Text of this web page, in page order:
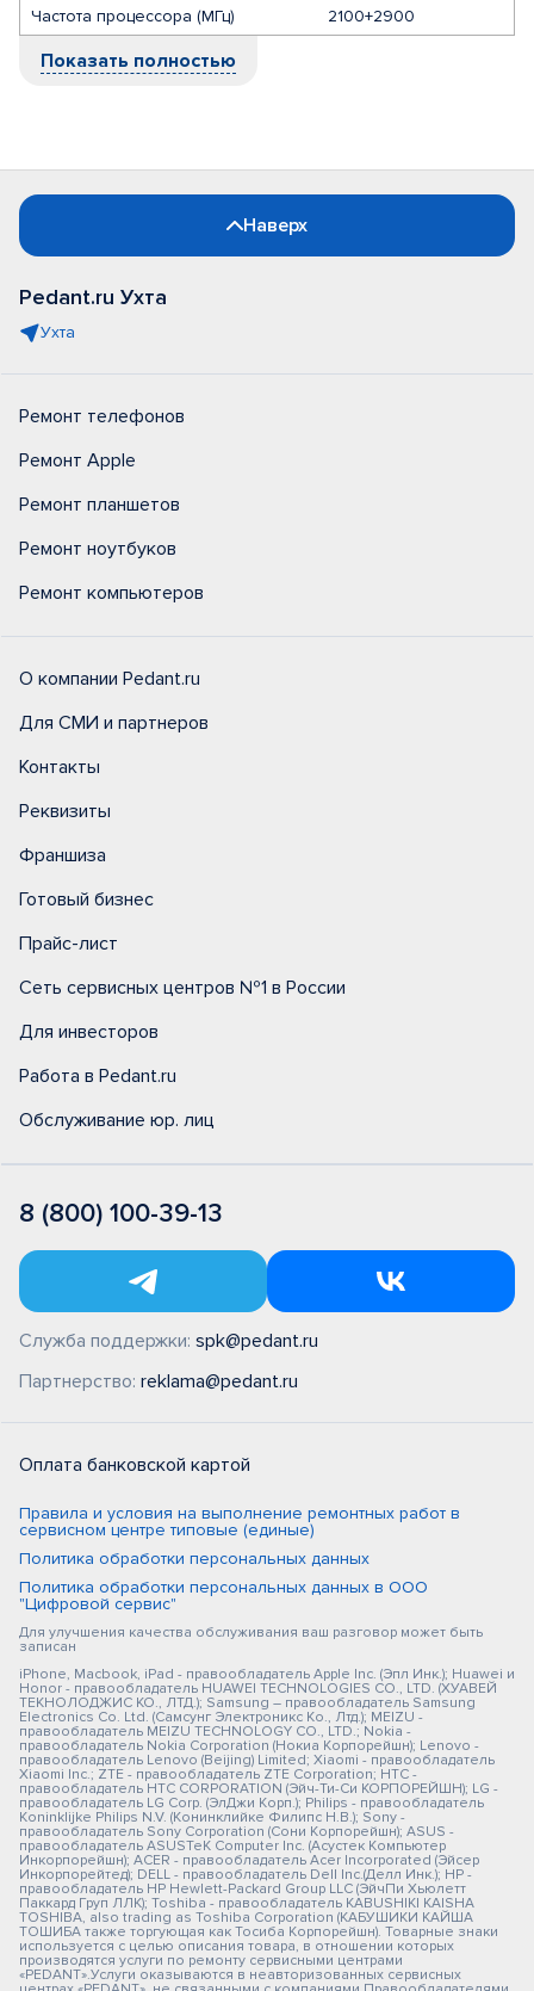
Частота процессора (МГц)
2100+2900
Показать полностью
Наверх
Pedant.ru Ухта
Ухта
Ремонт телефонов
Ремонт Apple
Ремонт планшетов
Ремонт ноутбуков
Ремонт компьютеров
О компании Pedant.ru
Для СМИ и партнеров
Контакты
Реквизиты
Франшиза
Готовый бизнес
Прайс-лист
Сеть сервисных центров №1 в России
Для инвесторов
Работа в Pedant.ru
Обслуживание юр. лиц
8 (800) 100-39-13
Служба поддержки: spk@pedant.ru
Партнерство: reklama@pedant.ru
Оплата банковской картой
Правила и условия на выполнение ремонтных работ в
сервисном центре типовые (единые)
Политика обработки персональных данных
Политика обработки персональных данных в ООО
"Цифровой сервис"
Для улучшения качества обслуживания ваш разговор может быть
записан
iPhone, Macbook, iPad - правообладатель Apple Inc. (Эпл Инк.); Huawei и
Honor - правообладатель HUAWEI TECHNOLOGIES CO., LTD. (ХУАВЕЙ
ТЕКНОЛОДЖИС КО., ЛТД.); Samsung – правообладатель Samsung
Electronics Co. Ltd. (Самсунг Электроникс Ко., Лтд.); MEIZU -
правообладатель MEIZU TECHNOLOGY CO., LTD.; Nokia -
правообладатель Nokia Corporation (Нокиа Корпорейшн); Lenovo -
правообладатель Lenovo (Beijing) Limited; Xiaomi - правообладатель
Xiaomi Inc.; ZTE - правообладатель ZTE Corporation; HTC -
правообладатель HTC CORPORATION (Эйч-Ти-Си КОРПОРЕЙШН); LG -
правообладатель LG Corp. (ЭлДжи Корп.); Philips - правообладатель
Koninklijke Philips N.V. (Конинклийке Филипс Н.В.); Sony -
правообладатель Sony Corporation (Сони Корпорейшн); ASUS -
правообладатель ASUSTeK Computer Inc. (Асустек Компьютер
Инкорпорейшн); ACER - правообладатель Acer Incorporated (Эйсер
Инкорпорейтед); DELL - правообладатель Dell Inc.(Делл Инк.); HP -
правообладатель HP Hewlett-Packard Group LLC (ЭйчПи Хьюлетт
Паккард Груп ЛЛК); Toshiba - правообладатель KABUSHIKI KAISHA
TOSHIBA, also trading as Toshiba Corporation (КАБУШИКИ КАЙША
ТОШИБА также торгующая как Тосиба Корпорейшн). Товарные знаки
используется с целью описания товара, в отношении которых
производятся услуги по ремонту сервисными центрами
«PEDANT».Услуги оказываются в неавторизованных сервисных